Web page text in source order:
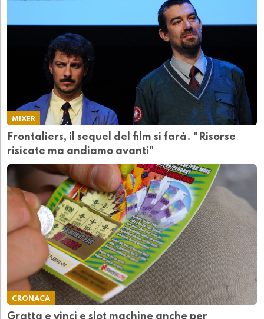
MIXER
Frontaliers, il sequel del film si farà. "Risorse
risicate ma andiamo avanti"
CRONACA
Gratta e vinci e slot machine anche per